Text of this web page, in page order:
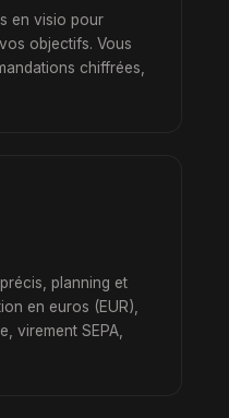
en visio pour
objectifs. Vous
chiffrées,
planning et
en euros (EUR),
virement SEPA,